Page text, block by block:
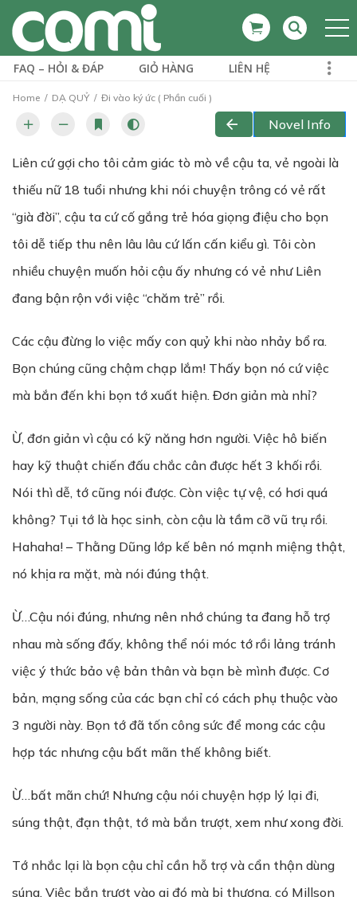
FAQ – HỎI & ĐÁP GIỎ HÀNG LIÊN HỆ
Home DẠ QUỶ Đi vào ký ức ( Phần cuối )
Novel Info
Liên cứ gợi cho tôi cảm giác tò mò về cậu ta, vẻ ngoài là
thiếu nữ 18 tuổi nhưng khi nói chuyện trông có vẻ rất
“già đời”, cậu ta cứ cố gắng trẻ hóa giọng điệu cho bọn
tôi dễ tiếp thu nên lâu lâu cứ lấn cấn kiểu gì. Tôi còn
nhiều chuyện muốn hỏi cậu ấy nhưng có vẻ như Liên
đang bận rộn với việc “chăm trẻ” rồi.
Các cậu đừng lo việc mấy con quỷ khi nào nhảy bổ ra.
Bọn chúng cũng chậm chạp lắm! Thấy bọn nó cứ việc
mà bắn đến khi bọn tớ xuất hiện. Đơn giản mà nhỉ?
Ừ, đơn giản vì cậu có kỹ năng hơn người. Việc hô biến
hay kỹ thuật chiến đấu chắc cân được hết 3 khối rồi.
Nói thì dễ, tớ cũng nói được. Còn việc tự vệ, có hơi quá
không? Tụi tớ là học sinh, còn cậu là tầm cỡ vũ trụ rồi.
Hahaha! – Thằng Dũng lớp kế bên nó mạnh miệng thật,
nó khịa ra mặt, mà nói đúng thật.
Ừ…Cậu nói đúng, nhưng nên nhớ chúng ta đang hỗ trợ
nhau mà sống đấy, không thể nói móc tớ rồi lảng tránh
việc ý thức bảo vệ bản thân và bạn bè mình được. Cơ
bản, mạng sống của các bạn chỉ có cách phụ thuộc vào
3 người này. Bọn tớ đã tốn công sức để mong các cậu
hợp tác nhưng cậu bất mãn thế không biết.
Ừ…bất mãn chứ! Nhưng cậu nói chuyện hợp lý lại đi,
súng thật, đạn thật, tớ mà bắn trượt, xem như xong đời.
Tớ nhắc lại là bọn cậu chỉ cần hỗ trợ và cẩn thận dùng
súng. Việc bắn trượt vào ai đó mà bị thương, có Millson